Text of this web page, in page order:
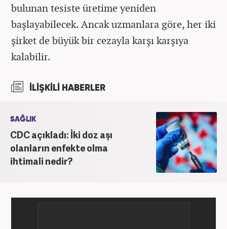
bulunan tesiste üretime yeniden
başlayabilecek. Ancak uzmanlara göre, her iki
şirket de büyük bir cezayla karşı karşıya
kalabilir.
İLİŞKİLİ HABERLER
SAĞLIK
CDC açıkladı: İki doz aşı
olanların enfekte olma
ihtimali nedir?